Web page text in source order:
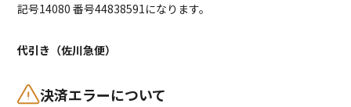
記号14080 番号44838591になります。
代引き（佐川急便）
決済エラーについて